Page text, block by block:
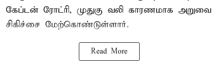
கேப்டன் ரோட்ரி, முதுகு வலி காரணமாக அறுவை
சிகிச்சை மேற்கொண்டுள்ளார்.
Read More